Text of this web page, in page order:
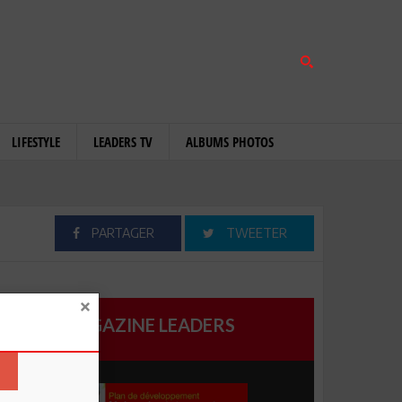
LIFESTYLE LEADERS TV ALBUMS PHOTOS
PARTAGER TWEETER
MAGAZINE LEADERS